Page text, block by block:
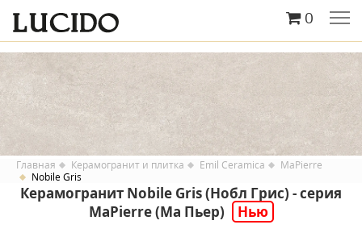
0
Главная Керамогранит и плитка Emil Ceramica
MaPierre
Nobile Gris
Керамогранит Nobile Gris (Нобл Грис) - серия
MaPierre (Ма Пьер)
Нью